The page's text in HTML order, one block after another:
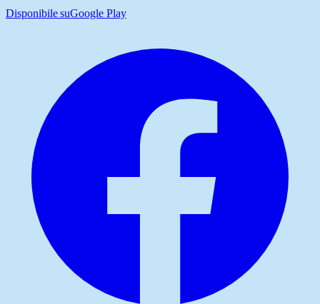
Disponibile suGoogle Play